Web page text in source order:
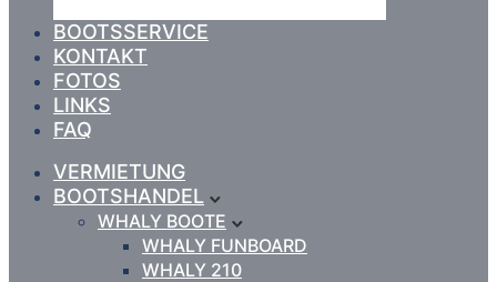
BOOTSSERVICE
KONTAKT
FOTOS
LINKS
FAQ
VERMIETUNG
BOOTSHANDEL
WHALY BOOTE
WHALY FUNBOARD
WHALY 210